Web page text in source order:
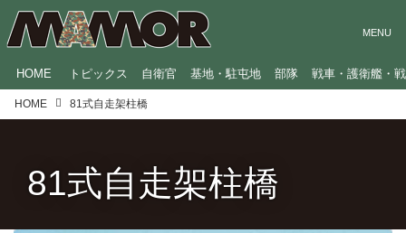
HOME トピックス 自衛官 基地・駐屯地 部隊 戦車・護衛艦・
HOME 81式自走架柱橋
81式自走架柱橋